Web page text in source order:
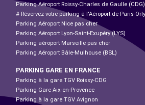
Parking Aéroport Roissy-Charles de Gaulle (CDG)
# Réservez votre parking à l'Aéroport de Paris-
Parking Aéroport Nice pas cher
Parking Aéroport Lyon-Saint-Exupéry (LYS)
Parking aéroport Marseille pas cher
Parking Aéroport Bâle-Mulhouse (BSL)
PARKING GARE EN FRANCE
Parking à la gare TGV Roissy-CDG
Parking Gare Aix-en-Provence
Parking à la gare TGV Avignon